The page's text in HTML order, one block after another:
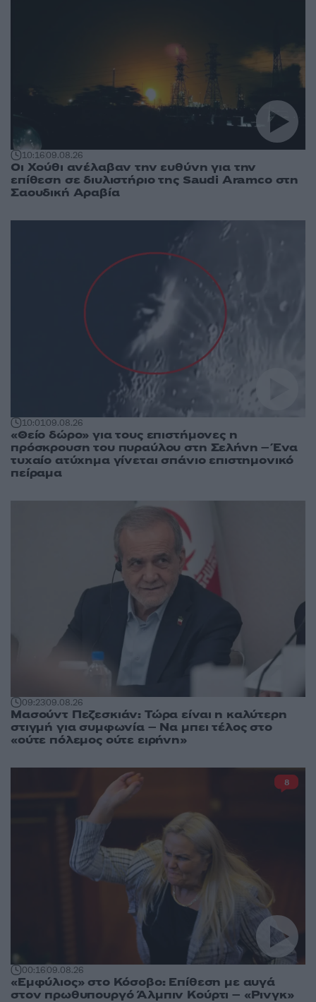
10:1609.08.26
Οι Χούθι ανέλαβαν την ευθύνη για την
επίθεση σε διυλιστήριο της Saudi Aramco στη
Σαουδική Αραβία
10:0109.08.26
«Θείο δώρο» για τους επιστήμονες η
πρόσκρουση του πυραύλου στη Σελήνη – Ένα
τυχαίο ατύχημα γίνεται σπάνιο επιστημονικό
πείραμα
09:2309.08.26
Μασούντ Πεζεσκιάν: Τώρα είναι η καλύτερη
στιγμή για συμφωνία – Να μπει τέλος στο
«ούτε πόλεμος ούτε ειρήνη»
00:1609.08.26
«Εμφύλιος» στο Κόσοβο: Επίθεση με αυγά
στον πρωθυπουργό Άλμπιν Κούρτι – «Ρινγκ»
8